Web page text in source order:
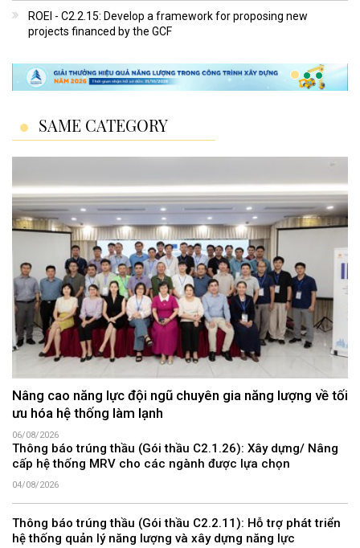
ROEI - C2.2.15: Develop a framework for proposing new
projects financed by the GCF
SAME CATEGORY
Nâng cao năng lực đội ngũ chuyên gia năng lượng về tối
ưu hóa hệ thống làm lạnh
06/08/2026
Thông báo trúng thầu (Gói thầu C2.1.26): Xây dựng/ Nâng
cấp hệ thống MRV cho các ngành được lựa chọn
04/08/2026
Thông báo trúng thầu (Gói thầu C2.2.11): Hỗ trợ phát triển
hệ thống quản lý năng lượng và xây dựng năng lực